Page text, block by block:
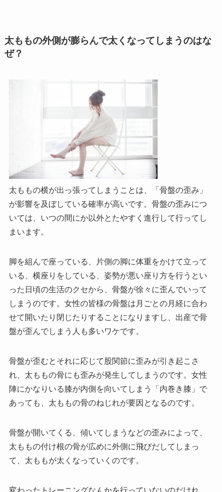
太ももの外側が膨らんで太くなってしまうのはな
ぜ？
太ももの横が出っ張ってしまうことは、「骨盤の歪み」
が影響を及ぼしている確率が高いです。骨盤の歪みにつ
いては、いつの間にか以外とたやすく進行して行ってし
まいます。
脚を組んで座っている、片側の脚に体重をかけて立って
いる、横座りをしている、姿勢が悪い座り方を行うとい
った日頃の生活のクセから、骨盤が徐々に歪んでいって
しまうのです。女性の皆様の骨盤は月ごとの月経に合わ
せて開いたり閉じたりすることになりますし、出産で骨
盤が歪んでしまう人も多いワケです。
骨盤が歪むとそれに応じて股関節に歪みが引き起こさ
れ、太ももの骨にも歪みが発生してしまうのです。女性
陣にかなりいる膝が内側を向いてしまう「内巻き膝」で
あっても、太ももの骨のねじれが要因となるのです。
骨盤が開いてくる、傾いてしまうなどの歪みによって、
太ももの付け根の骨が広めに外側に飛びだしてしまっ
て、太ももが太くなっていくのです。
変わったトレーニングなんかを行っていないのだけれ